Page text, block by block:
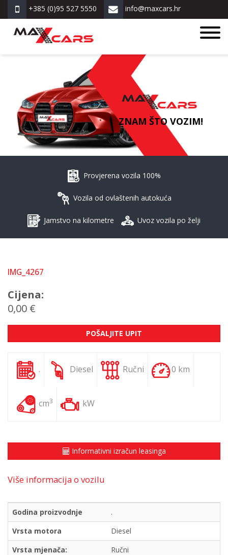
+385 (0)95 527 5550 info@maxcars.hr
ZNAM ŠTO VOZIM!
Provjerena vozila 100%
Vozila od ovlaštenih autokuća
Jamstvo na kilometre Uvoz vozila po želji
IMG_4267
Cijena:
0,00 €
POŠALJITE UPIT
. Diesel Ručni 0 km
cm3 kW
Informativni izračun leasinga
Više informacija o vozilu
Godina proizvodnje
.
Vrsta motora
Diesel
Vrsta mjenača:
Ručni